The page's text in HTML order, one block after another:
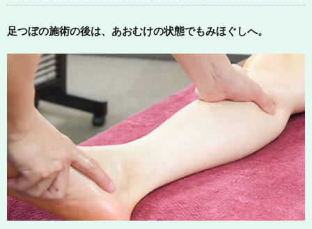
足つぼの施術の後は、あおむけの状態でもみほぐしへ。